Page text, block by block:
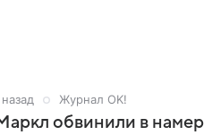
Журнал OK!
обвинили в